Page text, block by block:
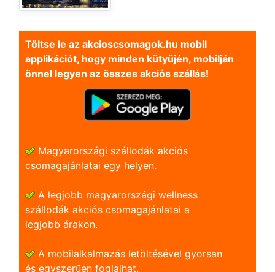
Töltse le az akcioscsomagok.hu mobil
applikációt, hogy minden kütyüjén, mobilján
önnel legyen az összes akciós szállás!
Magyarországi szállodák akciós
csomagajánlatai egy helyen.
A legjobb magyarországi wellness
szállodák akciós csomagajánlatai a
legjobb árakon.
A mobilalkalmazás letöltésével gyorsan
és egyszerũen foglalhat.